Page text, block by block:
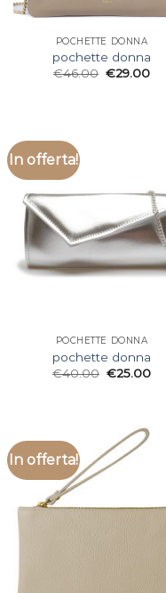
POCHETTE DONNA
pochette donna
€46.00 €29.00
In offerta!
POCHETTE DONNA
pochette donna
€40.00 €25.00
In offerta!